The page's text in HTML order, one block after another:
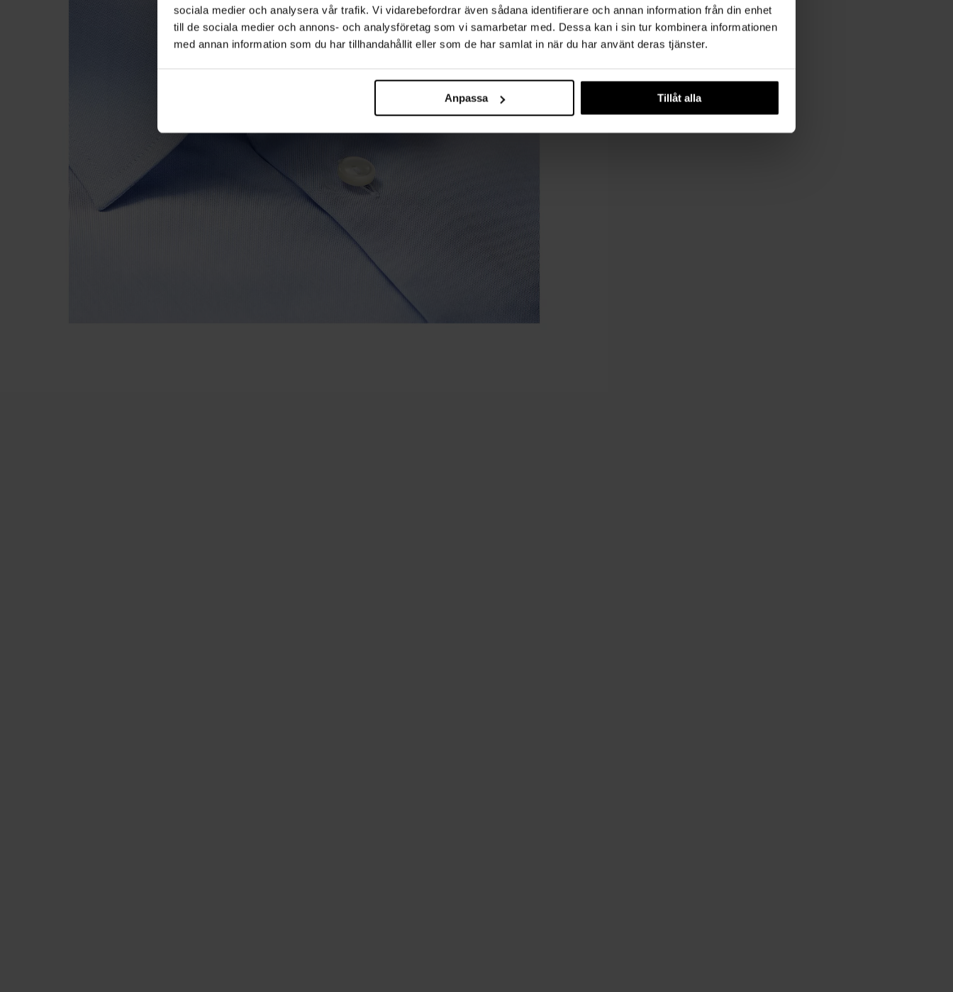
sociala medier och analysera vår trafik. Vi vidarebefordrar även sådana identifierare och annan information från din enhet
till de sociala medier och annons- och analysföretag som vi samarbetar med. Dessa kan i sin tur kombinera informationen
med annan information som du har tillhandahållit eller som de har samlat in när du har använt deras tjänster.
Anpassa Tillåt alla